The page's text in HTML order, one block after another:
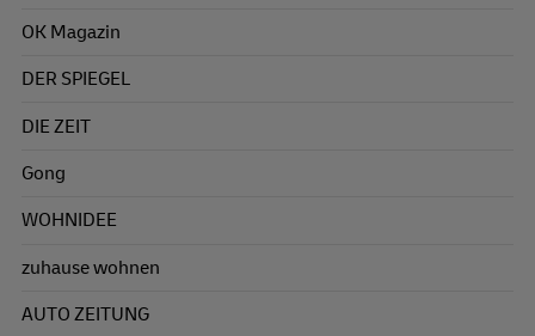
OK Magazin
DER SPIEGEL
DIE ZEIT
Gong
WOHNIDEE
zuhause wohnen
AUTO ZEITUNG